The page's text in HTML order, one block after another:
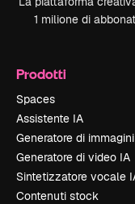
1 milione di
Prodotti
Spaces
Assistente IA
Generatore di
Generatore di video IA
Sintetizzatore vocale
Contenuti stock